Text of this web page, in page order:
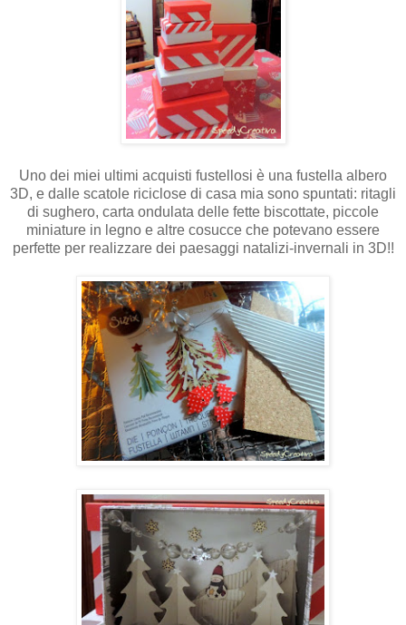
Uno dei miei ultimi acquisti fustellosi è una fustella albero
3D, e dalle scatole riciclose di casa mia sono spuntati: ritagli
di sughero, carta ondulata delle fette biscottate, piccole
miniature in legno e altre cosucce che potevano essere
perfette per realizzare dei paesaggi natalizi-invernali in 3D!!